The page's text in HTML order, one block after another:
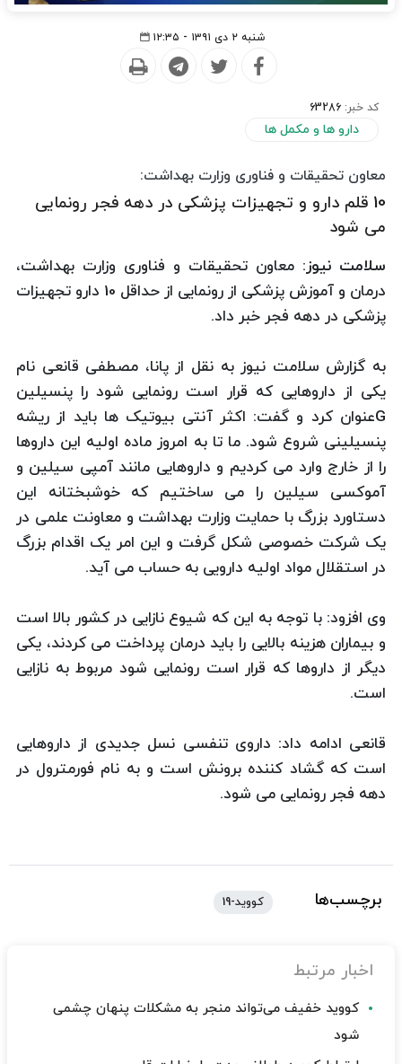
شنبه ۲ دی ۱۳۹۱ - ۱۲:۳۵
کد خبر: 63286
دارو ها و مکمل ها
معاون تحقیقات و فناوری وزارت بهداشت:
10 قلم دارو و تجهیزات پزشکی در دهه فجر رونمایی
می شود
سلامت نیوز: معاون تحقیقات و فناوری وزارت بهداشت،
درمان و آموزش پزشکی از رونمایی از حداقل 10 دارو تجهیزات
پزشکی در دهه فجر خبر داد.
به گزارش سلامت نیوز به نقل از پانا، مصطفی قانعی نام
یکی از داروهایی که قرار است رونمایی شود را پنسیلین
Gعنوان کرد و گفت: اکثر آنتی بیوتیک ها باید از ریشه
پنسیلینی شروع شود. ما تا به امروز ماده اولیه این داروها
را از خارج وارد می کردیم و داروهایی مانند آمپی سیلین و
آموکسی سیلین را می ساختیم که خوشبختانه این
دستاورد بزرگ با حمایت وزارت بهداشت و معاونت علمی در
یک شرکت خصوصی شکل گرفت و این امر یک اقدام بزرگ
در استقلال مواد اولیه دارویی به حساب می آید.
وی افزود: با توجه به این که شیوع نازایی در کشور بالا است
و بیماران هزینه بالایی را باید درمان پرداخت می کردند، یکی
دیگر از داروها که قرار است رونمایی شود مربوط به نازایی
است.
قانعی ادامه داد: داروی تنفسی نسل جدیدی از داروهایی
است که گشاد کننده برونش است و به نام فورمترول در
دهه فجر رونمایی می شود.
برچسب‌ها کووید-19
اخبار مرتبط
کووید خفیف می‌تواند منجر به مشکلات پنهان چشمی
شود